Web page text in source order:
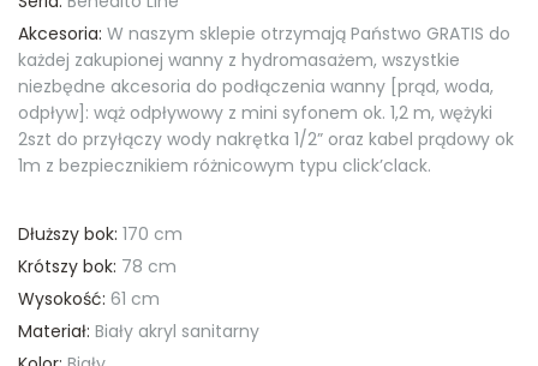
Akcesoria: W naszym sklepie otrzymają Państwo GRATIS do
każdej zakupionej wanny z hydromasażem, wszystkie
niezbędne akcesoria do podłączenia wanny [prąd, woda,
odpływ]: wąż odpływowy z mini syfonem ok. 1,2 m, wężyki
2szt do przyłączy wody nakrętka 1/2” oraz kabel prądowy ok
1m z bezpiecznikiem różnicowym typu click’clack.
Dłuższy bok: 170 cm
Krótszy bok: 78 cm
Wysokość: 61 cm
Materiał: Biały akryl sanitarny